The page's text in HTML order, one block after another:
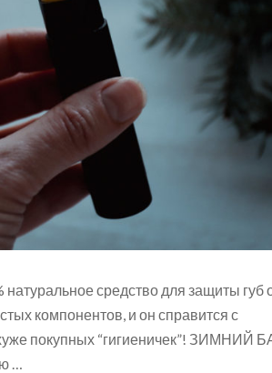
средство для защиты губ
компонентов, и он справится с
покупных “гигиеничек”! ЗИМНИЙ
…